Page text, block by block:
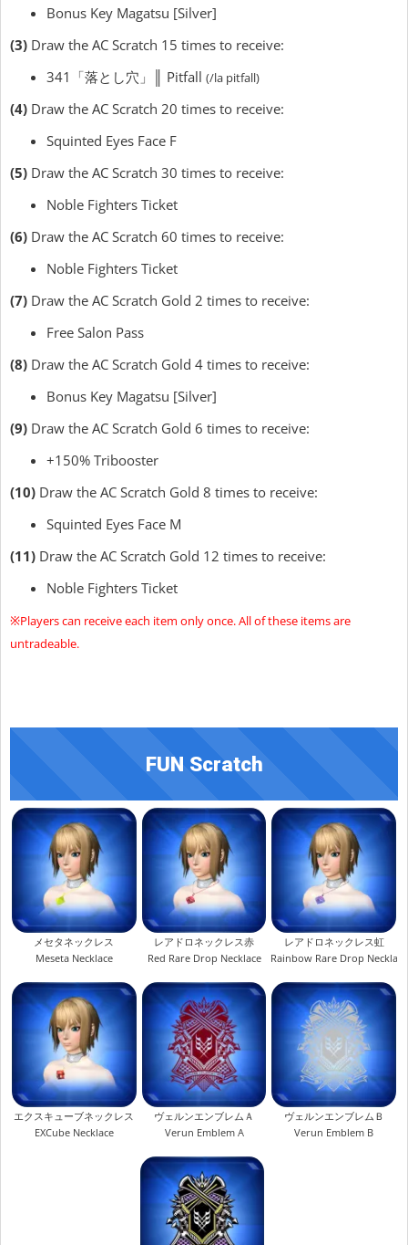
Bonus Key Magatsu [Silver]
(3) Draw the AC Scratch 15 times to receive:
341「落とし穴」║ Pitfall (/la pitfall)
(4) Draw the AC Scratch 20 times to receive:
Squinted Eyes Face F
(5) Draw the AC Scratch 30 times to receive:
Noble Fighters Ticket
(6) Draw the AC Scratch 60 times to receive:
Noble Fighters Ticket
(7) Draw the AC Scratch Gold 2 times to receive:
Free Salon Pass
(8) Draw the AC Scratch Gold 4 times to receive:
Bonus Key Magatsu [Silver]
(9) Draw the AC Scratch Gold 6 times to receive:
+150% Tribooster
(10) Draw the AC Scratch Gold 8 times to receive:
Squinted Eyes Face M
(11) Draw the AC Scratch Gold 12 times to receive:
Noble Fighters Ticket
※Players can receive each item only once. All of these items are
untradeable.
FUN Scratch
メセタネックレス
Meseta Necklace
レアドロネックレス赤
Red Rare Drop Necklace
レアドロネックレス虹
Rainbow Rare Drop Necklace
エクスキューブネックレス
EXCube Necklace
ヴェルンエンブレムＡ
Verun Emblem A
ヴェルンエンブレムＢ
Verun Emblem B